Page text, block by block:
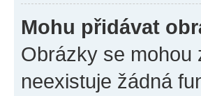
Mohu přidávat
Obrázky se
neexistuje žádná